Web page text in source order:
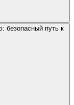
безопасный путь к